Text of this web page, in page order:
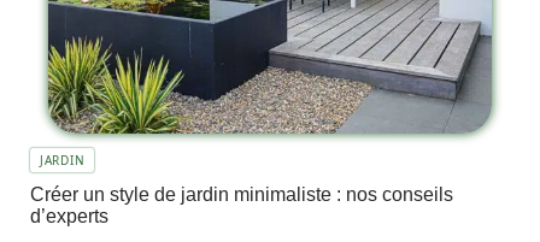
JARDIN
Créer un style de jardin minimaliste : nos conseils
d’experts